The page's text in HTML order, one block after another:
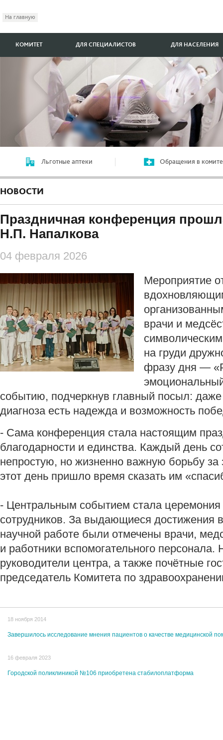
На главную
КОМИТЕТ ДЛЯ СПЕЦИАЛИСТОВ ДЛЯ НАСЕЛЕНИЯ
Льготные аптеки Обращения в
НОВОСТИ
Праздничная конференция
Н.П. Напалкова
04 февраля 2026
Мероприятие
врачи и
на груди
фразу дня —
событию, подчеркнув главный посыл:
диагноза есть надежда и возможность
- Сама конференция стала настоящим
благодарности и единства. Каждый день
непростую, но жизненно важную борьбу
этот день пришло время сказать им
- Центральным событием стала
сотрудников. За выдающиеся достижения
научной работе были отмечены врачи,
и работники вспомогательного персонала.
руководители центра, а также почётные
председатель Комитета по
18 ноября 2014
Завершилось исследование мнения пациентов о качестве медицинской
16 февраля 2023
Городской поликлиникой №106 приобретена стабилоплатформа